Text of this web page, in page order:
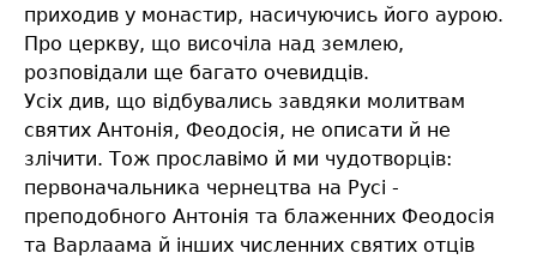
приходив у монастир, насичуючись його аурою.
Про церкву, що височіла над землею,
розповідали ще багато очевидців.
Усіх див, що відбувались завдяки молитвам
святих Антонія, Феодосія, не описати й не
злічити. Тож прославімо й ми чудотворців:
первоначальника чернецтва на Русі -
преподобного Антонія та блаженних Феодосія
та Варлаама й інших численних святих отців